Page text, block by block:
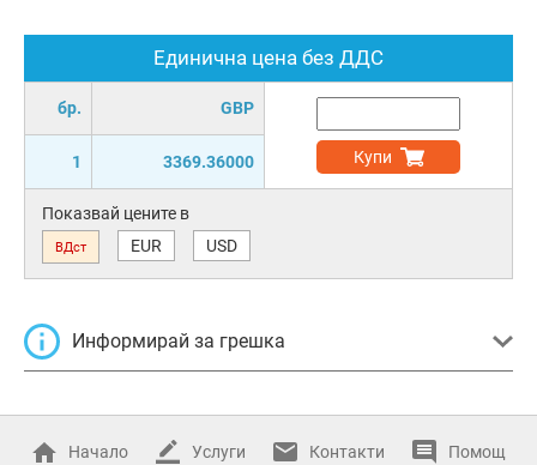
Единична цена без ДДС
бр. GBP
1 3369.36000 Купи
Показвай цените в
ВДст EUR USD
Информирай за грешка
Начало Услуги Контакти Помощ